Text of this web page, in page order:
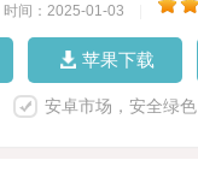
时间：2025-01-03
苹果下载
安卓市场，安全绿色